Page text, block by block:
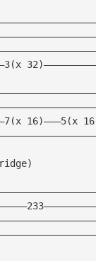
16)———5(x